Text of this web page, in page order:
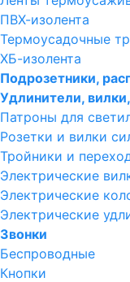
ПВХ-изолента
Термоусадочные
ХБ-изолента
Подрозетники,
Удлинители,
Патроны для
Розетки и вилки
Тройники и
Электрические
Электрические
Электрические
Звонки
Беспроводные
Кнопки